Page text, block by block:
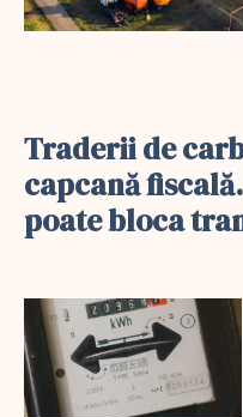
Traderii de
capcană
poate bloca